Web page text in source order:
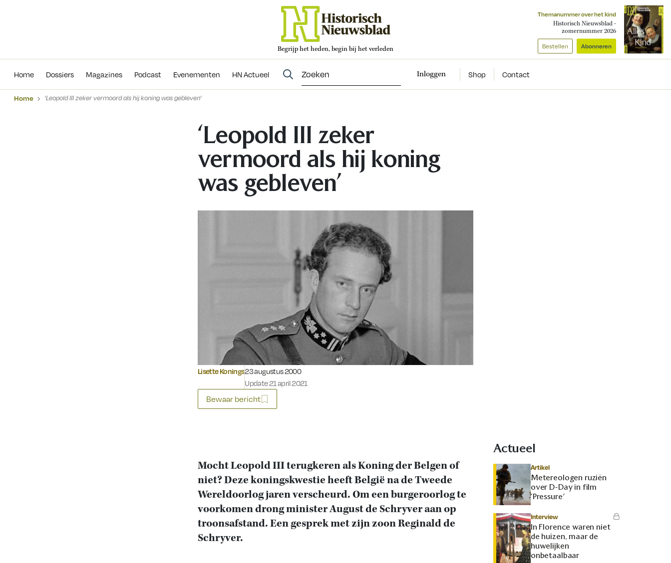
Begrijp het heden, begin bij het verleden
Themanummer over het kind
Historisch Nieuwsblad -
zomernummer 2026
Bestellen Abonneren
Home Dossiers Magazines Podcast Evenementen HN Actueel Inloggen Shop Contact
Evenementen
Home ‘Leopold III zeker vermoord als hij koning was gebleven’
‘Leopold III zeker
vermoord als hij koning
was gebleven’
Lisette KoningsGepubliceerd op:
23 augustus 2000
Update 21 april 2021
Bewaar bericht
Mocht Leopold III terugkeren als Koning der Belgen of
niet? Deze koningskwestie heeft België na de Tweede
Wereldoorlog jaren verscheurd. Om een burgeroorlog te
voorkomen drong minister August de Schryver aan op
troonsafstand. Een gesprek met zijn zoon Reginald de
Schryver.
Actueel
Artikel
Metereologen ruziën
over D-Day in film
‘Pressure’
Interview
In Florence waren niet
de huizen, maar de
huwelijken
onbetaalbaar